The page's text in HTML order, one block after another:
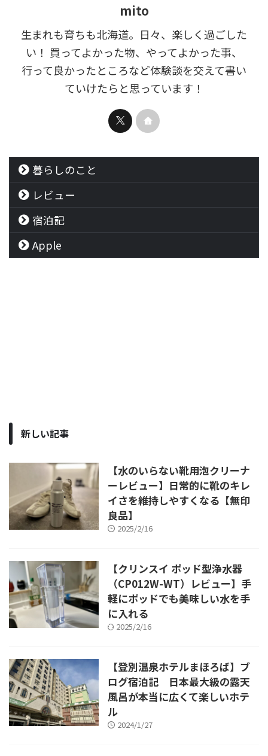
mito
生まれも育ちも北海道。日々、楽しく過ごした
い！ 買ってよかった物、やってよかった事、
行って良かったところなど体験談を交えて書い
ていけたらと思っています！
暮らしのこと
レビュー
宿泊記
Apple
新しい記事
【水のいらない靴用泡クリーナ
ーレビュー】日常的に靴のキレ
イさを維持しやすくなる【無印
良品】
2025/2/16
【クリンスイ ポッド型浄水器
（CP012W-WT）レビュー】手
軽にポッドでも美味しい水を手
に入れる
2025/2/16
【登別温泉ホテルまほろば】ブ
ログ宿泊記 日本最大級の露天
風呂が本当に広くて楽しいホテ
ル
2024/1/27